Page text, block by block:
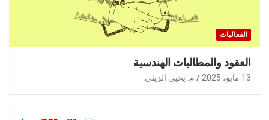
الفعاليات
العقود والمطالبات الهندسية
13 مايو، 2025 م. يحيى الزيني